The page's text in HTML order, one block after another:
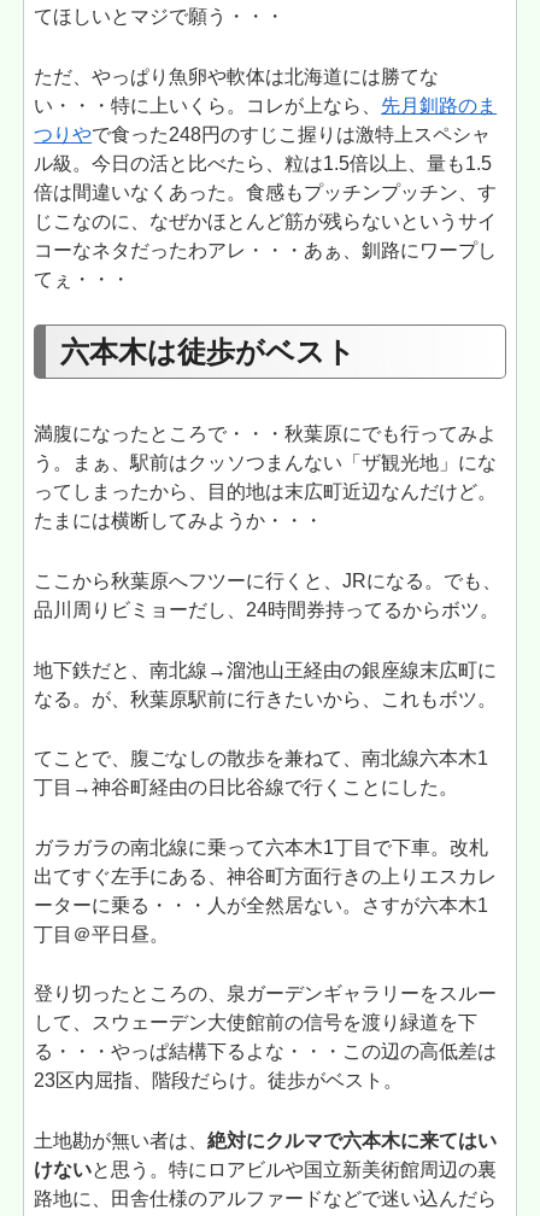
てほしいとマジで願う・・・
ただ、やっぱり魚卵や軟体は北海道には勝てな
い・・・特に上いくら。コレが上なら、 先月釧路のま
つりやで食った248円のすじこ握りは激特上スペシャ
ル級。今日の活と比べたら、粒は1.5倍以上、量も1.5
倍は間違いなくあった。食感もプッチンプッチン、す
じこなのに、なぜかほとんど筋が残らないというサイ
コーなネタだったわアレ・・・あぁ、釧路にワープし
てぇ・・・
六本木は徒歩がベスト
満腹になったところで・・・秋葉原にでも行ってみよ
う。まぁ、駅前はクッソつまんない「ザ観光地」にな
ってしまったから、目的地は末広町近辺なんだけど。
たまには横断してみようか・・・
ここから秋葉原へフツーに行くと、JRになる。でも、
品川周りビミョーだし、24時間券持ってるからボツ。
地下鉄だと、南北線→溜池山王経由の銀座線末広町に
なる。が、秋葉原駅前に行きたいから、これもボツ。
てことで、腹ごなしの散歩を兼ねて、南北線六本木1
丁目→神谷町経由の日比谷線で行くことにした。
ガラガラの南北線に乗って六本木1丁目で下車。改札
出てすぐ左手にある、神谷町方面行きの上りエスカレ
ーターに乗る・・・人が全然居ない。さすが六本木1
丁目＠平日昼。
登り切ったところの、泉ガーデンギャラリーをスルー
して、スウェーデン大使館前の信号を渡り緑道を下
る・・・やっぱ結構下るよな・・・この辺の高低差は
23区内屈指、階段だらけ。徒歩がベスト。
土地勘が無い者は、絶対にクルマで六本木に来てはい
けないと思う。特にロアビルや国立新美術館周辺の裏
路地に、田舎仕様のアルファードなどで迷い込んだら